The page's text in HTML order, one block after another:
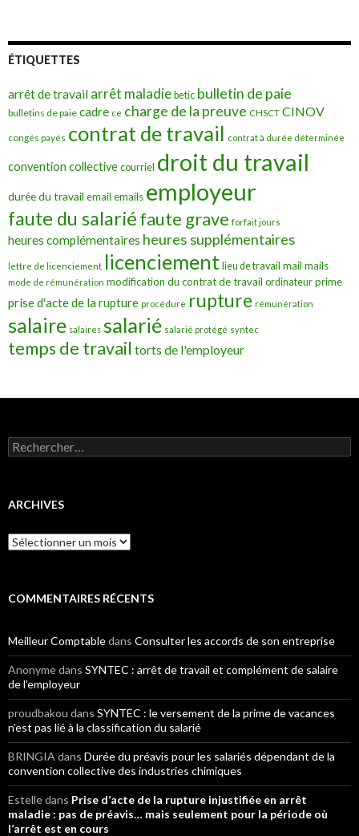
ÉTIQUETTES
arrêt de travail arrêt maladie betic bulletin de paie
bulletins de paie cadre ce charge de la preuve CHSCT CINOV
congés payés contrat de travail contrat à durée déterminée
convention collective courriel droit du travail
durée du travail email emails employeur
faute du salariéfaute grave forfait jours
heures complémentaires heures supplémentaires
lettre de licenciement licenciement lieu de travail mail mails
mode de rémunération modification du contrat de travail ordinateur prime
prise d'acte de la rupture procédure rupture rémunération
salaire salaires salarié salarié protégé syntec
temps de travail torts de l'employeur
Rechercher :
ARCHIVES
Archives
COMMENTAIRES RÉCENTS
Meilleur Comptabledans Consulter les accords de son entreprise
Anonymedans SYNTEC : arrêt de travail et complément de salaire
de l’employeur
proudbakou dans SYNTEC : le versement de la prime de vacances
n’est pas lié à la classification du salarié
BRINGIA dans Durée du préavis pour les salariés dépendant de la
convention collective des industries chimiques
Estelledans Prise d’acte de la rupture injustifiée en arrêt
maladie : pas de préavis… mais seulement pour la période où
l’arrêt est en cours